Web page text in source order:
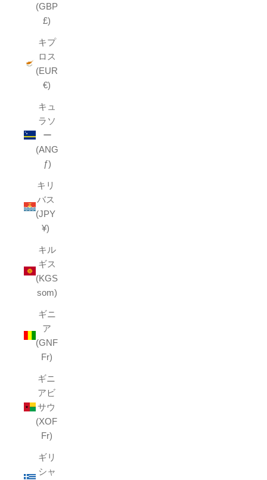
(GBP
£)
キプ
ロス
(EUR
€)
キュ
ラソ
ー
(ANG
ƒ)
キリ
バス
(JPY
¥)
キル
ギス
(KGS
som)
ギニ
ア
(GNF
Fr)
ギニ
アビ
サウ
(XOF
Fr)
ギリ
シャ